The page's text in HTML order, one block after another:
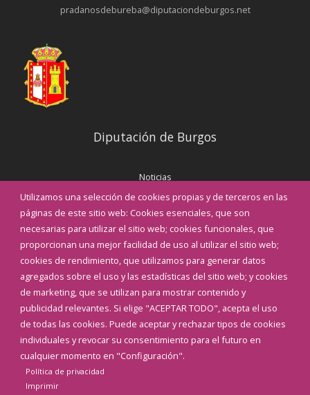
Utilizamos una selección de cookies propias y de terceros en las
páginas de este sitio web: Cookies esenciales, que son
necesarias para utilizar el sitio web; cookies funcionales, que
proporcionan una mejor facilidad de uso al utilizar el sitio web;
cookies de rendimiento, que utilizamos para generar datos
agregados sobre el uso y las estadísticas del sitio web; y cookies
de marketing, que se utilizan para mostrar contenido y
publicidad relevantes. Si elige "ACEPTAR TODO", acepta el uso
de todas las cookies. Puede aceptar y rechazar tipos de cookies
individuales y revocar su consentimiento para el futuro en
cualquier momento en "Configuración".
Política de privacidad
Imprimir
pradanosdebureba@diputaciondeburgos.net
Diputación de Burgos
Noticias
Eventos
Corporación Municipal
Teléfonos de interés
INICIAR SESIÓN
MAPA WEB